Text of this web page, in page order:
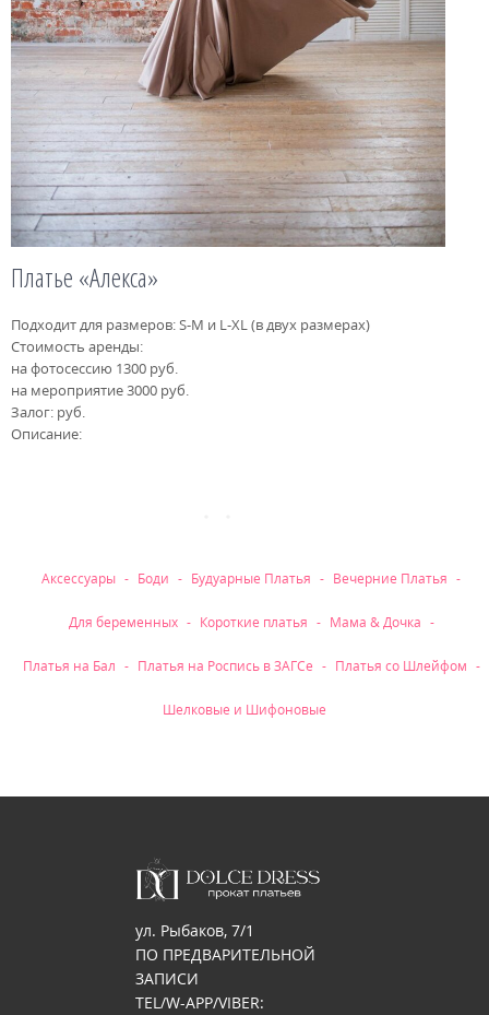
Платье «Алекса»
Подходит для размеров: S-M и L-XL (в двух размерах)
Стоимость аренды:
на фотосессию 1300 руб.
на мероприятие 3000 руб.
Залог: руб.
Описание:
Аксессуары Боди Будуарные Платья Вечерние Платья
Для беременных Короткие платья Мама & Дочка
Платья на Бал Платья на Роспись в ЗАГСе Платья со Шлейфом
Шелковые и Шифоновые
ул. Рыбаков, 7/1
ПО ПРЕДВАРИТЕЛЬНОЙ
ЗАПИСИ
TEL/W-APP/VIBER: